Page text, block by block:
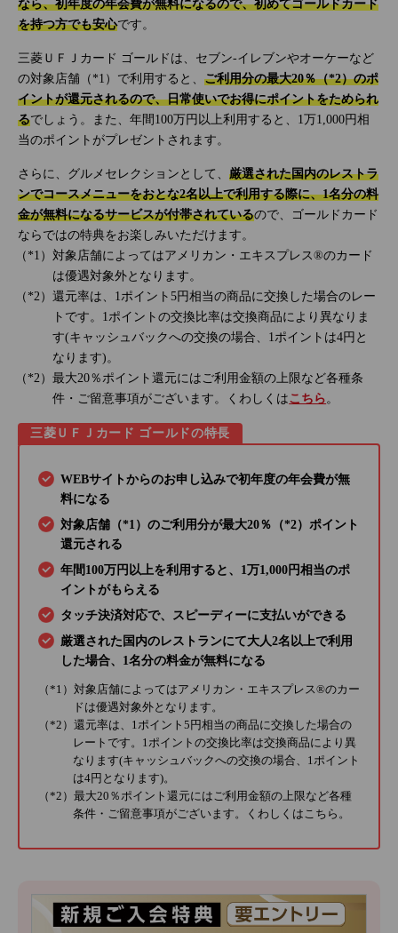
なら、初年度の年会費が無料になるので、初めてゴールドカード
を持つ方でも安心です。
三菱ＵＦＪカード ゴールドは、セブン‐イレブンやオーケーなど
の対象店舗（*1）で利用すると、 ご利用分の最大20％（*2）のポ
イントが還元されるので、日常使いでお得にポイントをためられ
るでしょう。また、年間100万円以上利用すると、1万1,000円相
当のポイントがプレゼントされます。
さらに、グルメセレクションとして、 厳選された国内のレストラ
ンでコースメニューをおとな2名以上で利用する際に、1名分の料
金が無料になるサービスが付帯されているので、ゴールドカード
ならではの特典をお楽しみいただけます。
対象店舗によってはアメリカン・エキスプレス®のカード
は優遇対象外となります。
還元率は、1ポイント5円相当の商品に交換した場合のレー
トです。1ポイントの交換比率は交換商品により異なりま
す(キャッシュバックへの交換の場合、1ポイントは4円と
なります)。
最大20％ポイント還元にはご利用金額の上限など各種条
件・ご留意事項がございます。くわしくはこちら 。
三菱ＵＦＪカード ゴールドの特長
WEBサイトからのお申し込みで初年度の年会費が無
料になる
対象店舗（*1）のご利用分が最大20％（*2）ポイント
還元される
年間100万円以上を利用すると、1万1,000円相当のポ
イントがもらえる
タッチ決済対応で、スピーディーに支払いができる
厳選された国内のレストランにて大人2名以上で利用
した場合、1名分の料金が無料になる
（*1）対象店舗によってはアメリカン・エキスプレス®のカー
ドは優遇対象外となります。
（*2）還元率は、1ポイント5円相当の商品に交換した場合の
レートです。1ポイントの交換比率は交換商品により異
なります(キャッシュバックへの交換の場合、1ポイント
は4円となります)。
（*2）最大20％ポイント還元にはご利用金額の上限など各種
条件・ご留意事項がございます。くわしくは こちら 。